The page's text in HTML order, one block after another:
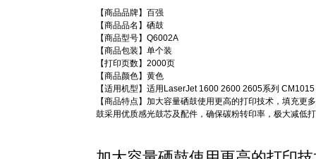
【商品品牌】百强
【商品品名】硒鼓
【商品型号】Q6002A
【商品包装】单个装
【打印页数】2000页
【商品颜色】黄色
【适用机型】适用LaserJet 1600 2600 2605系列
【商品特点】加大容量硒鼓使用更高的打印技术，填充更
鼓采用优质感光鼓芯及配件，确保碳粉转印率，极大减低